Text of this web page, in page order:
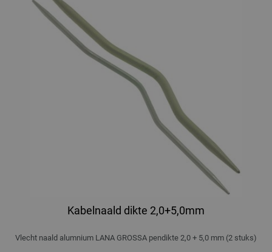
Kabelnaald dikte 2,0+5,0mm
Vlecht naald alumnium LANA GROSSA pendikte 2,0 + 5,0 mm (2 stuks)